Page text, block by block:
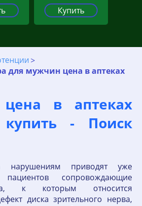
Купить
для мужчин цена в аптеках
в аптеках
- Поиск
нарушениям приводят уже
сопровождающие
к которым относится
диска зрительного нерва,